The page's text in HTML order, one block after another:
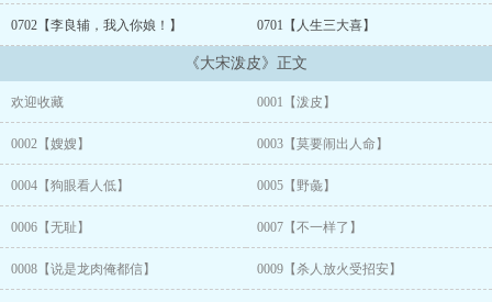
0702【李良辅，我入你娘！】 0701【人生三大喜】
《大宋泼皮》正文
欢迎收藏 0001【泼皮】
0002【嫂嫂】 0003【莫要闹出人命】
0004【狗眼看人低】 0005【野彘】
0006【无耻】 0007【不一样了】
0008【说是龙肉俺都信】 0009【杀人放火受招安】